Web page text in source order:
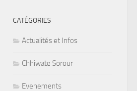
CATÉGORIES
Actualités et Infos
Chhiwate Sorour
Evenements